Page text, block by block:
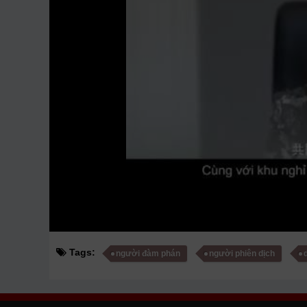
Tags: người đàm phán người phiên dịch